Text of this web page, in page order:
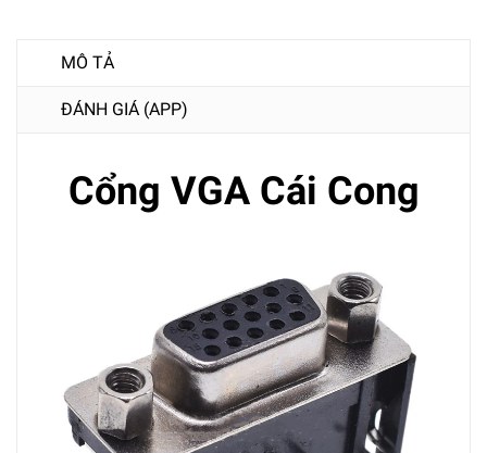
MÔ TẢ
ĐÁNH GIÁ (APP)
Cổng VGA Cái Cong